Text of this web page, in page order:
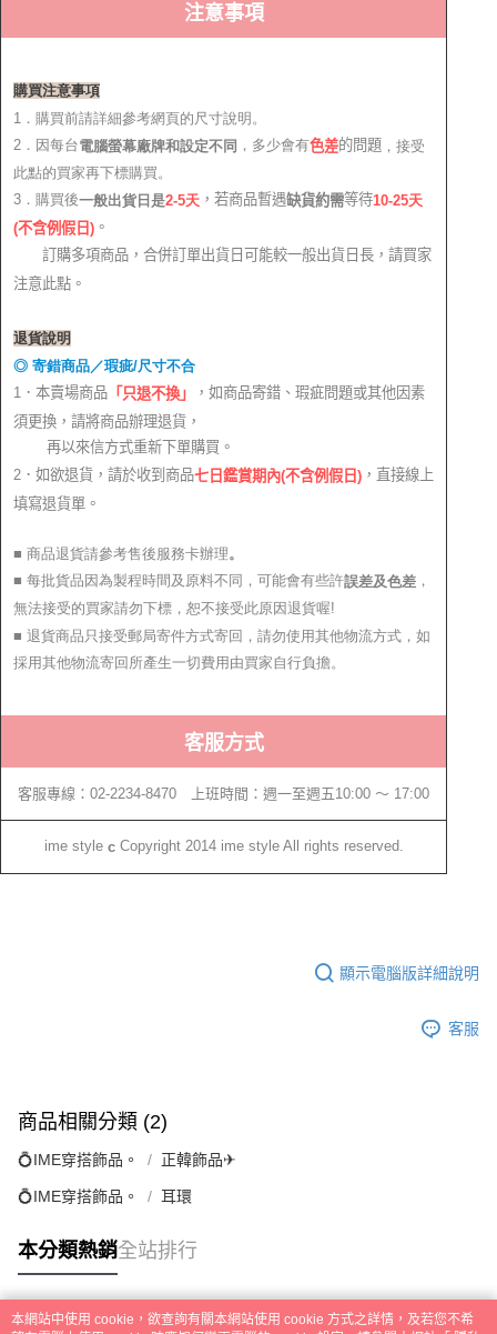
注意事項
購買注意事項
1．購買前請詳細參考網頁的尺寸說明。
2．因每台電腦螢幕廠牌和設定不同 ，多少會有色差的問題 ，接受
此點的買家再下標購買。
3．購買後一般出貨日是2-5天 ，若商品暫遇缺貨約需等待10-25天
(不含例假日) 。
訂購多項商品，合併訂單出貨日可能較一般出貨日長，請買家
注意此點。
退貨說明
◎ 寄錯商品／瑕疵/尺寸不合
1．本賣場商品 「只退不換」
，如商品寄錯、瑕疵問題或其他因素
須更換，請將商品辦理退貨，
再以來信方式重新下單購買。
2．如欲退貨，請於收到商品七日鑑賞期內(不含例假日) ，直接線上
填寫退貨單。
■ 商品退貨請參考售後服務卡辦理。
■ 每批貨品因為製程時間及原料不同，可能會有些許誤差及色差 ，
無法接受的買家請勿下標，恕不接受此原因退貨喔!
■ 退貨商品只接受郵局寄件方式寄回，請勿使用其他物流方式，如
採用其他物流寄回所產生一切費用由買家自行負擔。
客服方式
客服專線：02-2234-8470 上班時間：週一至週五10:00 ～ 17:00
ime style cCopyright 2014 ime style All rights reserved.
顯示電腦版詳細說明
客服
商品相關分類 (2)
💍IME穿搭飾品。 正韓飾品✈
💍IME穿搭飾品。 耳環
本分類熱銷全站排行
本網站中使用 cookie，欲查詢有關本網站使用 cookie 方式之詳情，及若您不希